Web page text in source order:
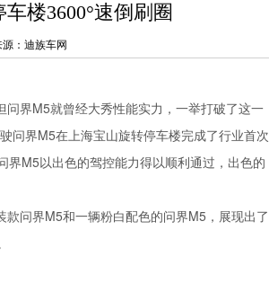
楼3600°速倒刷圈
源：迪族车网
问界M5就曾经大秀性能实力，一举打破了这一
界M5在上海宝山旋转停车楼完成了行业首次
M5以出色的驾控能力得以顺利通过，出色的
问界M5和一辆粉白配色的问界M5，展现出了